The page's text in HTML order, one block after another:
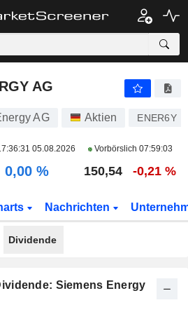
AG
AG Aktien ENER6Y
05.08.2026 Vorbörslich 07:59:03
0,00 % 150,54 -0,21 %
Nachrichten
Dividende
Siemens Energy